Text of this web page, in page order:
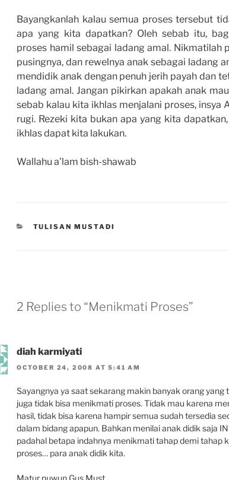
Bayangkanlah kalau semua proses tersebut
apa yang kita dapatkan? Oleh sebab itu,
proses hamil sebagai ladang amal. Nikmatilah
pusingnya, dan rewelnya anak sebagai ladang
mendidik anak dengan penuh jerih payah dan
ladang amal. Jangan pikirkan apakah anak
sebab kalau kita ikhlas menjalani proses, insya
rugi. Rezeki kita bukan apa yang kita
ikhlas dapat kita lakukan.
Wallahu a’lam bish-shawab
CATEGORIES
TULISAN MUSTADI
2 Replies to “Menikmati Proses”
diah karmiyati
OCTOBER 24, 2008 AT 5:41 AM
Sayangnya ya saat sekarang makin banyak orang
juga tidak bisa menikmati proses. Tidak mau karena
hasil, tidak bisa karena hampir semua sudah tersedia
dalam bidang apapun. Bahkan menilai anak didik saja
padahal betapa indahnya menikmati tahap demi tahap
proses… para anak didik kita.
Matur nuwun Gus Must.